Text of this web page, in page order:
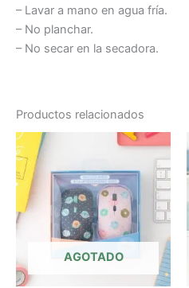
– Lavar a mano en agua fría.
– No planchar.
– No secar en la secadora.
Productos relacionados
AGOTADO